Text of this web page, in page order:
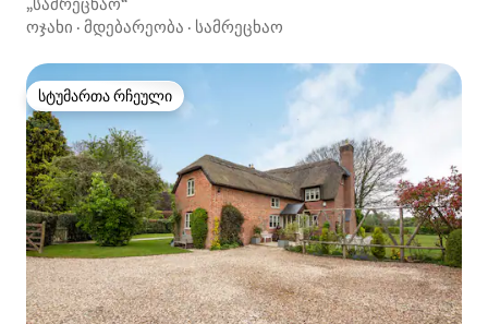
ოჯახი · მდებარეობა · სამრეცხაო
სტუმართა რჩეული
სტუმართა რჩეული